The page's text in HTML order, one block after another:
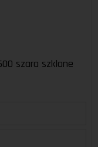
szara szklane